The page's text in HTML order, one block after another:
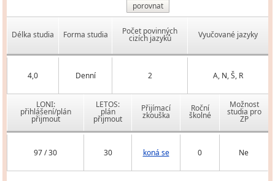
porovnat
Délka studia Forma studia Počet povinných
cizích jazyků Vyučované jazyky
4,0 Denní 2 A, N, Š, R
LONI:
přihlášení/plán
přijmout
LETOS:
plán
přijmout
Přijímací
zkouška
Roční
školné
Možnost
studia pro
ZP
97 / 30 30 koná se 0 Ne